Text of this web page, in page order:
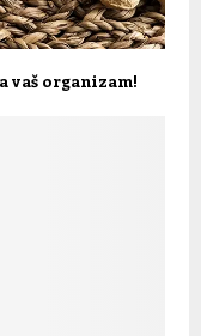
organizam!